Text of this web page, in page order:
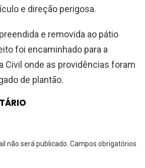
e direção perigosa.
e removida ao pátio
foi encaminhado para a
Civil onde as providências foram
de plantão.
não será publicado. Campos obrigatórios